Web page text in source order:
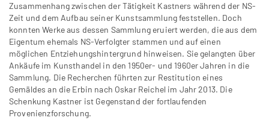
Zusammenhang zwischen der Tätigkeit Kastners während der NS-
Zeit und dem Aufbau seiner Kunstsammlung feststellen. Doch
konnten Werke aus dessen Sammlung eruiert werden, die aus dem
Eigentum ehemals NS-Verfolgter stammen und auf einen
möglichen Entziehungshintergrund hinweisen. Sie gelangten über
Ankäufe im Kunsthandel in den 1950er- und 1960er Jahren in die
Sammlung. Die Recherchen führten zur Restitution eines
Gemäldes an die Erbin nach Oskar Reichel im Jahr 2013. Die
Schenkung Kastner ist Gegenstand der fortlaufenden
Provenienzforschung.